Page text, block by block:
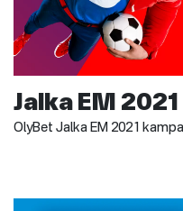
Jalka EM 2021
OlyBet Jalka EM 2021